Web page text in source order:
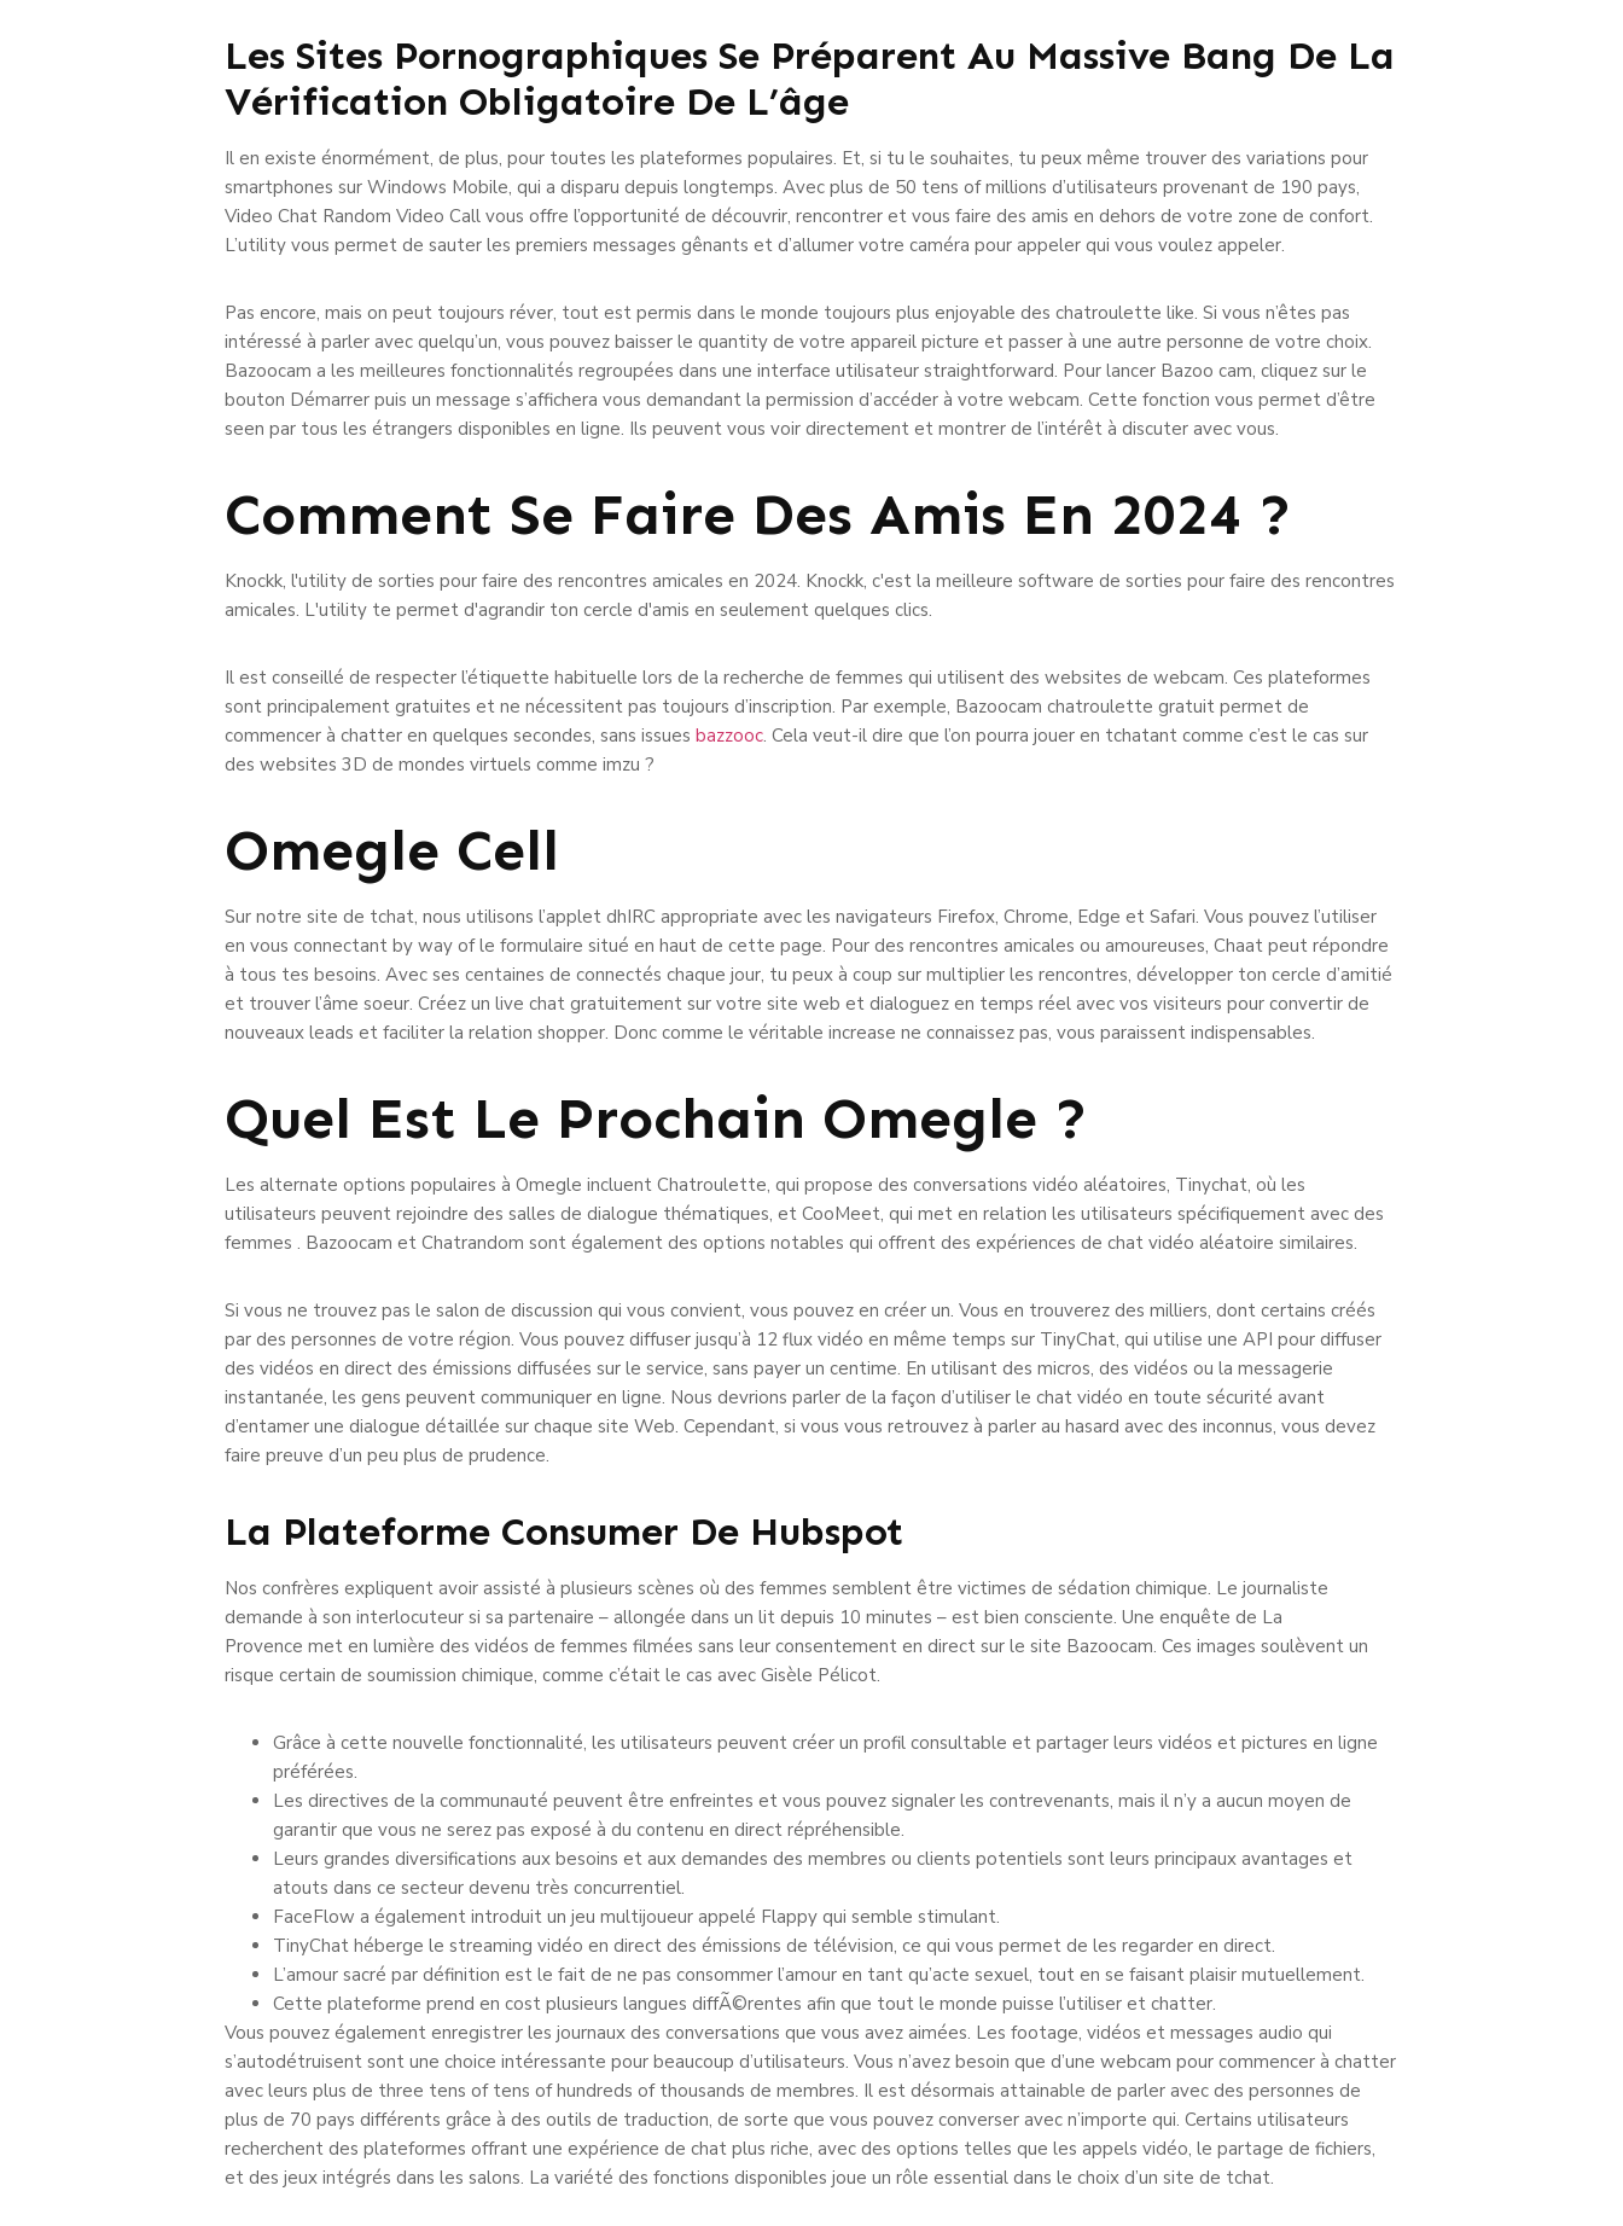
Les Sites Pornographiques Se Préparent Au Massive Bang De La
Vérification Obligatoire De L’âge
Il en existe énormément, de plus, pour toutes les plateformes populaires. Et, si tu le souhaites, tu peux même trouver des variations pour
smartphones sur Windows Mobile, qui a disparu depuis longtemps. Avec plus de 50 tens of millions d’utilisateurs provenant de 190 pays,
Video Chat Random Video Call vous offre l’opportunité de découvrir, rencontrer et vous faire des amis en dehors de votre zone de confort.
L’utility vous permet de sauter les premiers messages gênants et d’allumer votre caméra pour appeler qui vous voulez appeler.
Pas encore, mais on peut toujours réver, tout est permis dans le monde toujours plus enjoyable des chatroulette like. Si vous n’êtes pas
intéressé à parler avec quelqu’un, vous pouvez baisser le quantity de votre appareil picture et passer à une autre personne de votre choix.
Bazoocam a les meilleures fonctionnalités regroupées dans une interface utilisateur straightforward. Pour lancer Bazoo cam, cliquez sur le
bouton Démarrer puis un message s’affichera vous demandant la permission d’accéder à votre webcam. Cette fonction vous permet d’être
seen par tous les étrangers disponibles en ligne. Ils peuvent vous voir directement et montrer de l’intérêt à discuter avec vous.
Comment Se Faire Des Amis En 2024 ?
Knockk, l'utility de sorties pour faire des rencontres amicales en 2024. Knockk, c'est la meilleure software de sorties pour faire des rencontres
amicales. L'utility te permet d'agrandir ton cercle d'amis en seulement quelques clics.
Il est conseillé de respecter l’étiquette habituelle lors de la recherche de femmes qui utilisent des websites de webcam. Ces plateformes
sont principalement gratuites et ne nécessitent pas toujours d’inscription. Par exemple, Bazoocam chatroulette gratuit permet de
commencer à chatter en quelques secondes, sans issues bazzooc. Cela veut-il dire que l’on pourra jouer en tchatant comme c’est le cas sur
des websites 3D de mondes virtuels comme imzu ?
Omegle Cell
Sur notre site de tchat, nous utilisons l’applet dhIRC appropriate avec les navigateurs Firefox, Chrome, Edge et Safari. Vous pouvez l’utiliser
en vous connectant by way of le formulaire situé en haut de cette page. Pour des rencontres amicales ou amoureuses, Chaat peut répondre
à tous tes besoins. Avec ses centaines de connectés chaque jour, tu peux à coup sur multiplier les rencontres, développer ton cercle d’amitié
et trouver l’âme soeur. Créez un live chat gratuitement sur votre site web et dialoguez en temps réel avec vos visiteurs pour convertir de
nouveaux leads et faciliter la relation shopper. Donc comme le véritable increase ne connaissez pas, vous paraissent indispensables.
Quel Est Le Prochain Omegle ?
Les alternate options populaires à Omegle incluent Chatroulette, qui propose des conversations vidéo aléatoires, Tinychat, où les
utilisateurs peuvent rejoindre des salles de dialogue thématiques, et CooMeet, qui met en relation les utilisateurs spécifiquement avec des
femmes . Bazoocam et Chatrandom sont également des options notables qui offrent des expériences de chat vidéo aléatoire similaires.
Si vous ne trouvez pas le salon de discussion qui vous convient, vous pouvez en créer un. Vous en trouverez des milliers, dont certains créés
par des personnes de votre région. Vous pouvez diffuser jusqu’à 12 flux vidéo en même temps sur TinyChat, qui utilise une API pour diffuser
des vidéos en direct des émissions diffusées sur le service, sans payer un centime. En utilisant des micros, des vidéos ou la messagerie
instantanée, les gens peuvent communiquer en ligne. Nous devrions parler de la façon d’utiliser le chat vidéo en toute sécurité avant
d’entamer une dialogue détaillée sur chaque site Web. Cependant, si vous vous retrouvez à parler au hasard avec des inconnus, vous devez
faire preuve d’un peu plus de prudence.
La Plateforme Consumer De Hubspot
Nos confrères expliquent avoir assisté à plusieurs scènes où des femmes semblent être victimes de sédation chimique. Le journaliste
demande à son interlocuteur si sa partenaire – allongée dans un lit depuis 10 minutes – est bien consciente. Une enquête de La
Provence met en lumière des vidéos de femmes filmées sans leur consentement en direct sur le site Bazoocam. Ces images soulèvent un
risque certain de soumission chimique, comme c’était le cas avec Gisèle Pélicot.
Grâce à cette nouvelle fonctionnalité, les utilisateurs peuvent créer un profil consultable et partager leurs vidéos et pictures en ligne
préférées.
Les directives de la communauté peuvent être enfreintes et vous pouvez signaler les contrevenants, mais il n’y a aucun moyen de
garantir que vous ne serez pas exposé à du contenu en direct répréhensible.
Leurs grandes diversifications aux besoins et aux demandes des membres ou clients potentiels sont leurs principaux avantages et
atouts dans ce secteur devenu très concurrentiel.
FaceFlow a également introduit un jeu multijoueur appelé Flappy qui semble stimulant.
TinyChat héberge le streaming vidéo en direct des émissions de télévision, ce qui vous permet de les regarder en direct.
L’amour sacré par définition est le fait de ne pas consommer l’amour en tant qu’acte sexuel, tout en se faisant plaisir mutuellement.
Cette plateforme prend en cost plusieurs langues diffÃ©rentes afin que tout le monde puisse l’utiliser et chatter.
Vous pouvez également enregistrer les journaux des conversations que vous avez aimées. Les footage, vidéos et messages audio qui
s’autodétruisent sont une choice intéressante pour beaucoup d’utilisateurs. Vous n’avez besoin que d’une webcam pour commencer à chatter
avec leurs plus de three tens of tens of hundreds of thousands de membres. Il est désormais attainable de parler avec des personnes de
plus de 70 pays différents grâce à des outils de traduction, de sorte que vous pouvez converser avec n’importe qui. Certains utilisateurs
recherchent des plateformes offrant une expérience de chat plus riche, avec des options telles que les appels vidéo, le partage de fichiers,
et des jeux intégrés dans les salons. La variété des fonctions disponibles joue un rôle essential dans le choix d’un site de tchat.